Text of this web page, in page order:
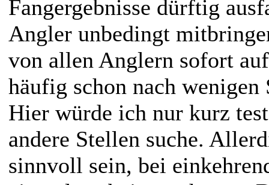
Fangergebnisse dürftig
Angler unbedingt
von allen Anglern sofort
häufig schon nach
Hier würde ich nur kurz
andere Stellen suche.
sinnvoll sein, bei